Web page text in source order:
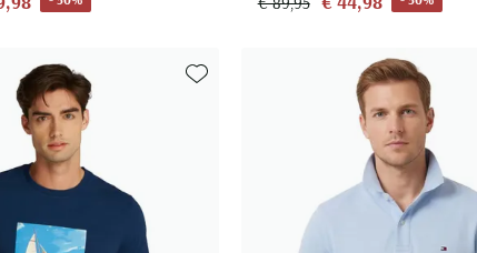
Toevoegen aan favorieten